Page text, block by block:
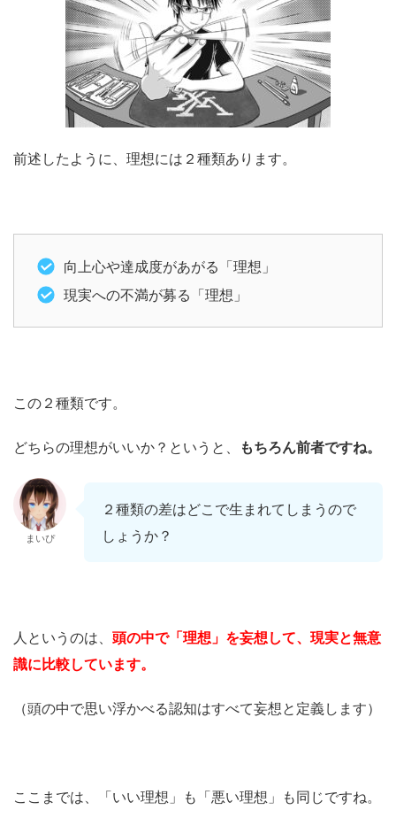
前述したように、理想には２種類あります。
向上心や達成度があがる「理想」
現実への不満が募る「理想」
この２種類です。
どちらの理想がいいか？というと、 もちろん前者ですね。
まいぴ
２種類の差はどこで生まれてしまうので
しょうか？
人というのは、 頭の中で「理想」を妄想して、現実と無意
識に比較しています。
（頭の中で思い浮かべる認知はすべて妄想と定義します）
ここまでは、「いい理想」も「悪い理想」も同じですね。